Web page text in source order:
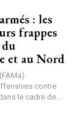
: les
frappes
et au Nord
contre
le cadre de...